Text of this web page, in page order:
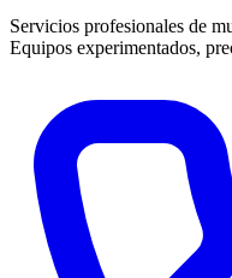
Servicios profesionales de
Equipos experimentados,